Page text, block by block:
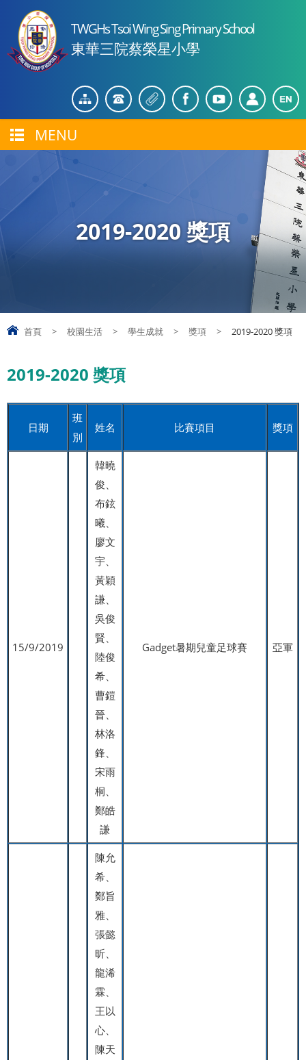
TWGHs Tsoi Wing Sing Primary School
東華三院蔡榮星小學
MENU
2019-2020 獎項
首頁 > 校園生活 > 學生成就 > 獎項 > 2019-2020 獎項
2019-2020 獎項
日期
班
別
姓名 比賽項目 獎項
15/9/2019
韓曉
俊、
布鉉
曦、
廖文
宇、
黃穎
謙、
吳俊
賢、
陸俊
希、
曹鎧
晉、
林洛
鋒、
宋雨
桐、
鄭皓
謙
Gadget暑期兒童足球賽 亞軍
陳允
希、
鄭旨
雅、
張懿
昕、
龍浠
霖、
王以
心、
陳天